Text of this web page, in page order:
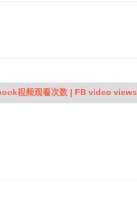
视频观看次数 | FB video views